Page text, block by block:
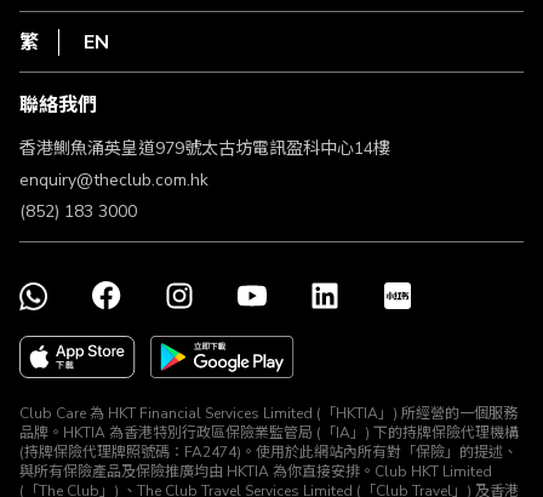
HKT
私隱聲明
使用條款
條款及細則
不歧視及不騷擾聲明
認可牌照及通告
繁 EN
聯絡我們
香港鰂魚涌英皇道979號太古坊電訊盈科中心14樓
enquiry@theclub.com.hk
(852) 183 3000
Club Care 為 HKT Financial Services Limited (「HKTIA」) 所經營的一個服務
品牌。HKTIA 為香港特別行政區保險業監管局 (「IA」) 下的持牌保險代理機構
(持牌保險代理牌照號碼：FA2474)。使用於此網站內所有對「保險」的提述、
與所有保險產品及保險推廣均由 HKTIA 為你直接安排。Club HKT Limited
(「The Club」) 、The Club Travel Services Limited (「Club Travel」) 及香港